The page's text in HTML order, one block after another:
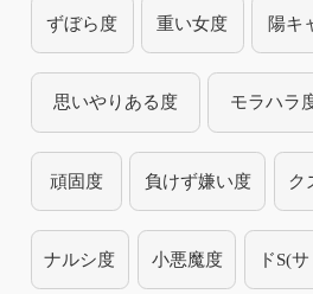
ずぼら度 重い女度 陽キ
思いやりある度 モラハラ
頑固度 負けず嫌い度 ク
ナルシ度 小悪魔度 ドS(